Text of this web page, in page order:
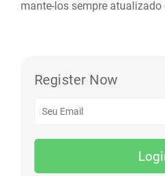
mante-los sempre atualizado
Register Now